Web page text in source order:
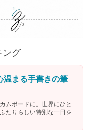
ング
温まる手書きの筆
ムボードに。世界にひと
たりらしい特別な一日を